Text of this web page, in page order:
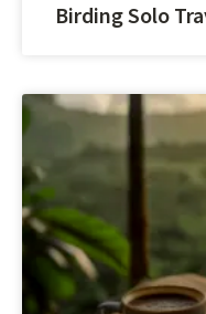
Birding Solo